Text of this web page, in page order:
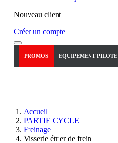
Nouveau client
Créer un compte
PROMOS EQUIPEMENT PILOTE
Accueil
PARTIE CYCLE
Freinage
Visserie étrier de frein